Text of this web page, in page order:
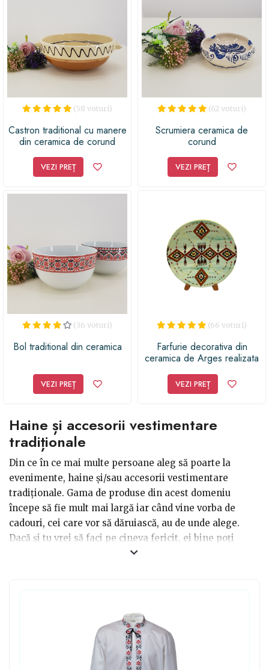
(58 voturi)
Castron traditional cu manere
din ceramica de corund
VEZI PREȚ
(62 voturi)
Scrumiera ceramica de
corund
VEZI PREȚ
(36 voturi)
Bol traditional din ceramica
VEZI PREȚ
(66 voturi)
Farfurie decorativa din
ceramica de Arges realizata
traditionala
VEZI PREȚ
Haine și accesorii vestimentare
tradiționale
Din ce în ce mai multe persoane aleg să poarte la
evenimente, haine și/sau accesorii vestimentare
tradiționale. Gama de produse din acest domeniu
începe să fie mult mai largă iar când vine vorba de
cadouri, cei care vor să dăruiască, au de unde alege.
Dacă și tu vrei să faci pe cineva fericit, ei bine poți
alege, indiferent de gen, o ie, o vestă frumos brodată
vestimentar în ținuta tradițională, împreună cu traista,
cum este numită în popor. În fața unui român convins,
nu ai cum să o dai în bară cu astfel de cadouri.